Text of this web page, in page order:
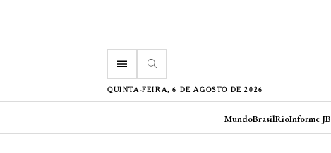
menu
QUINTA-FEIRA, 6 DE AGOSTO DE 2026
MundoBrasilRioInforme JB